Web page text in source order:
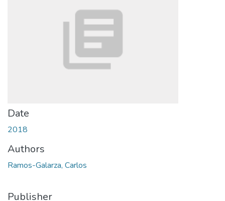
Date
2018
Authors
Ramos-Galarza, Carlos
Publisher